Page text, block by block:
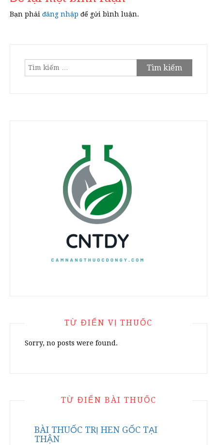
Bạn phải đăng nhập để gửi bình luận.
Tìm
kiếm
TỪ ĐIỂN VỊ THUỐC
Sorry, no posts were found.
TỪ ĐIỂN BÀI THUỐC
BÀI THUỐC TRỊ HEN GỐC TẠI
THẬN